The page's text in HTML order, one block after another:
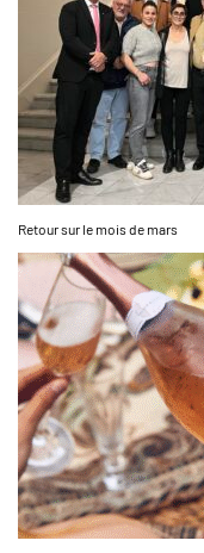
Retour sur le mois de mars